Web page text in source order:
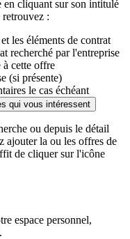
en cliquant sur son intitulé
:
les éléments de contrat
recherché par l'entreprise
à cette offre
(si présente)
le cas échéant
qui vous intéressent
ou depuis le détail
ajouter la ou les offres de
de cliquer sur l'icône
espace personnel,